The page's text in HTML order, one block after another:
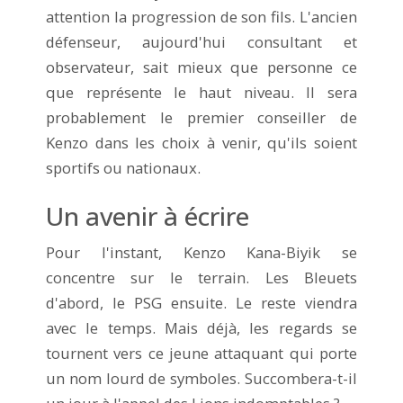
attention la progression de son fils. L'ancien
défenseur, aujourd'hui consultant et
observateur, sait mieux que personne ce
que représente le haut niveau. Il sera
probablement le premier conseiller de
Kenzo dans les choix à venir, qu'ils soient
sportifs ou nationaux.
Un avenir à écrire
Pour l'instant, Kenzo Kana-Biyik se
concentre sur le terrain. Les Bleuets
d'abord, le PSG ensuite. Le reste viendra
avec le temps. Mais déjà, les regards se
tournent vers ce jeune attaquant qui porte
un nom lourd de symboles. Succombera-t-il